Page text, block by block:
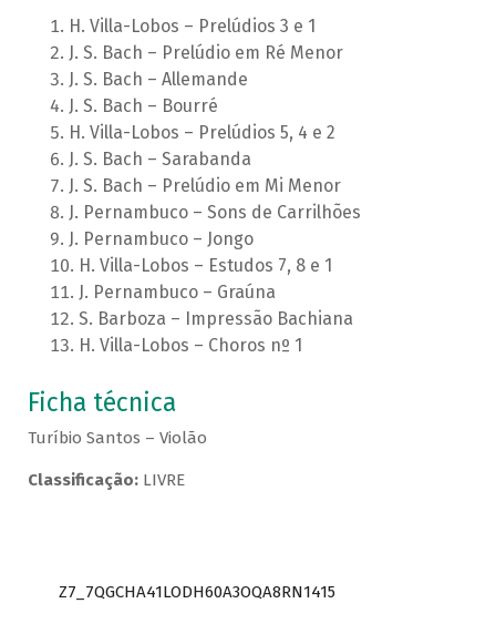
H. Villa-Lobos – Prelúdios 3 e 1
J. S. Bach – Prelúdio em Ré Menor
J. S. Bach – Allemande
J. S. Bach – Bourré
H. Villa-Lobos – Prelúdios 5, 4 e 2
J. S. Bach – Sarabanda
J. S. Bach – Prelúdio em Mi Menor
J. Pernambuco – Sons de Carrilhões
J. Pernambuco – Jongo
H. Villa-Lobos – Estudos 7, 8 e 1
J. Pernambuco – Graúna
S. Barboza – Impressão Bachiana
H. Villa-Lobos – Choros nº 1
Ficha técnica
Turíbio Santos – Violão
Classificação:LIVRE
Z7_7QGCHA41LODH60A3OQA8RN1415